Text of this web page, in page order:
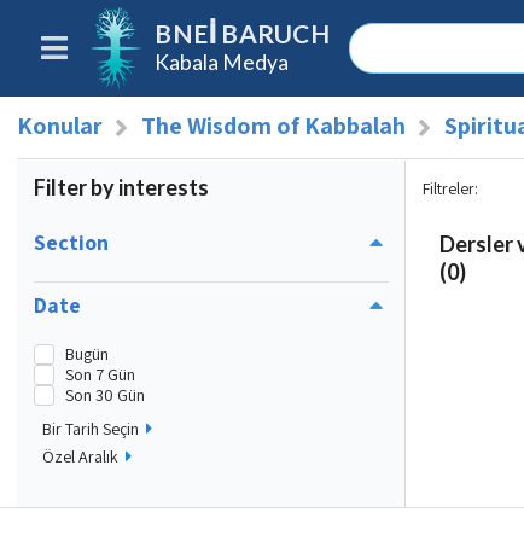
BNEI BARUCH
Kabala Medya
Konular The Wisdom of Kabbalah
Filter by interests
Section
Date
Bugün
Son 7 Gün
Son 30 Gün
Bir Tarih Seçin
Özel Aralık
Filtreler:
Dersler
(0)